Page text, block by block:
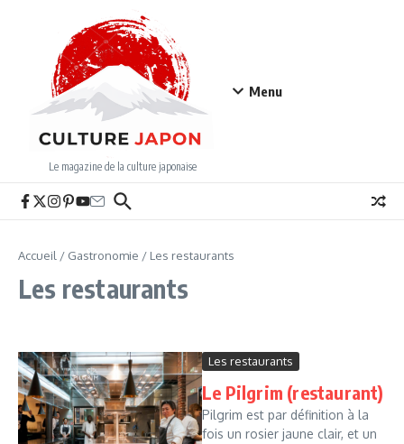
Le magazine de la culture japonaise
Menu
Accueil / Gastronomie / Les restaurants
Les restaurants
Les restaurants
Le Pilgrim (restaurant)
Pilgrim est par définition à la
fois un rosier jaune clair, et un